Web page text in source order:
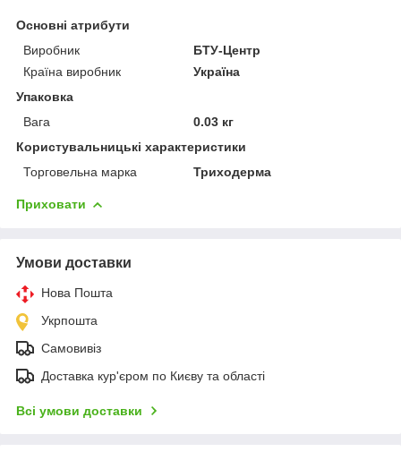
Основні атрибути
Виробник
БТУ-Центр
Країна виробник
Україна
Упаковка
Вага
0.03 кг
Користувальницькі характеристики
Торговельна марка
Триходерма
Приховати
Умови доставки
Нова Пошта
Укрпошта
Самовивіз
Доставка кур'єром по Києву та області
Всі умови доставки